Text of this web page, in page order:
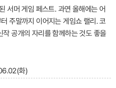
서머 게임 페스트. 과연 올해에는 어
주말까지 이어지는 게임쇼 랠리. 코
공개의 자리를 함께하는 것도 좋을
화)